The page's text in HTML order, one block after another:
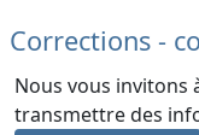
Corrections -
Nous vous invitons
transmettre des